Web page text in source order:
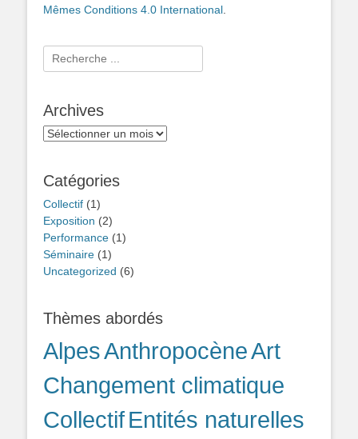
Mêmes Conditions 4.0 International
Rechercher :
Archives
Archives
Catégories
Collectif (1)
Exposition (2)
Performance (1)
Séminaire (1)
Uncategorized (6)
Thèmes abordés
AlpesAnthropocèneArt
Changement climatique
CollectifEntités naturelles